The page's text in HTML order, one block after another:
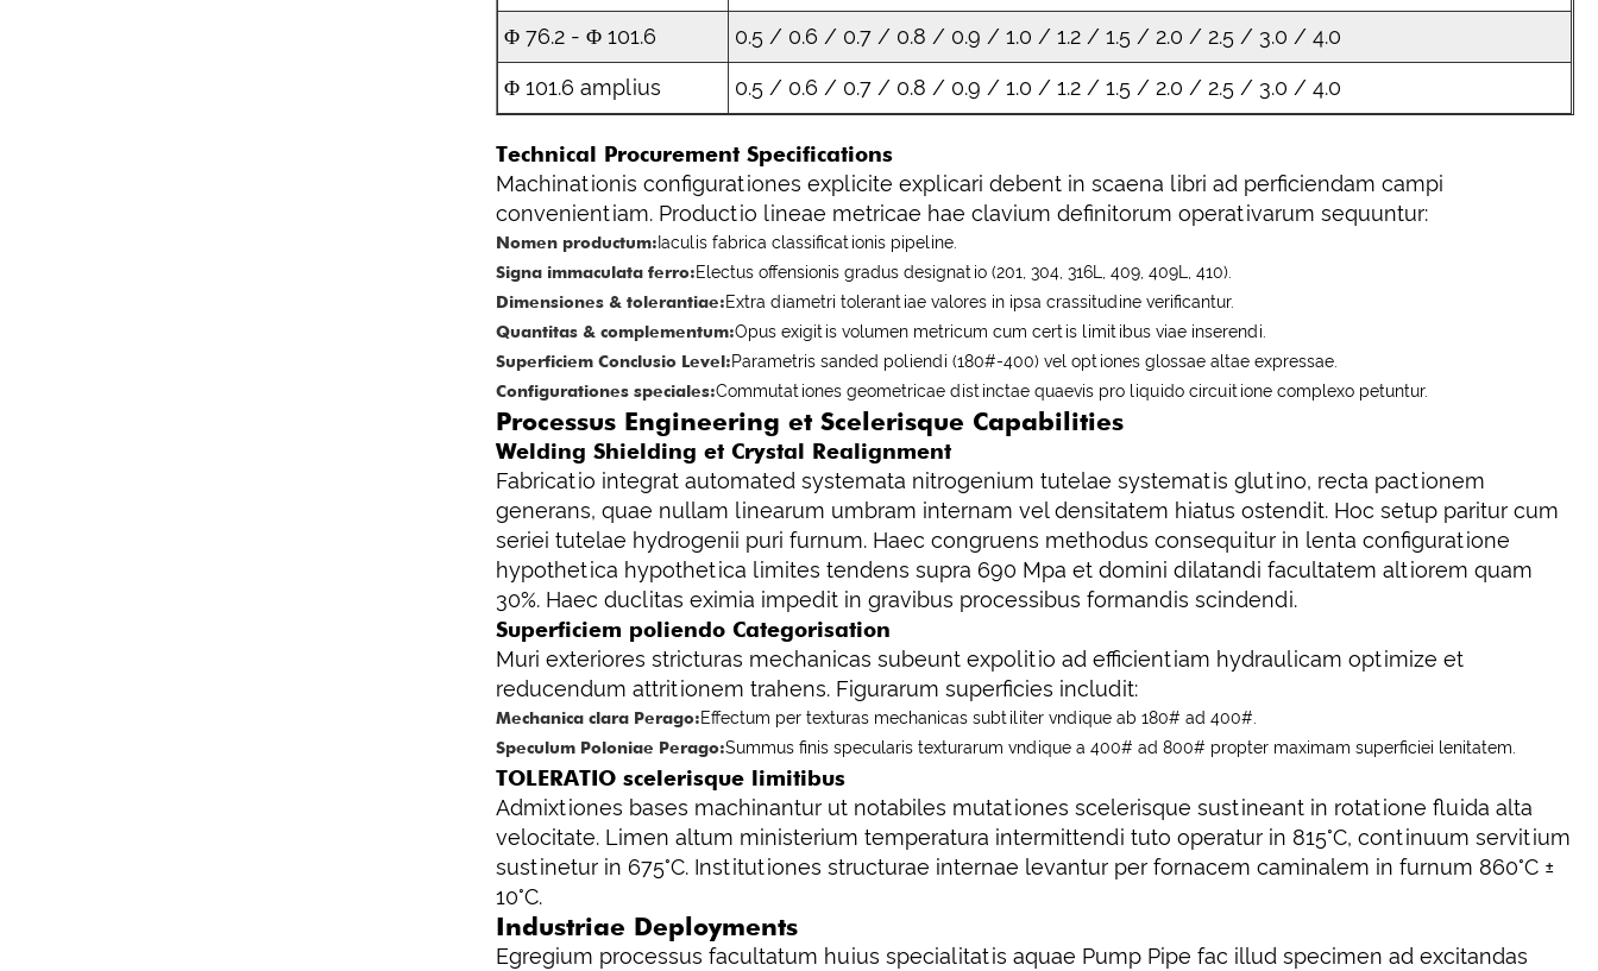
Φ 76.2 - Φ 101.6 0.5 / 0.6 / 0.7 / 0.8 / 0.9 / 1.0 / 1.2 / 1.5 / 2.0 / 2.5 / 3.0 / 4.0
Φ 101.6 amplius 0.5 / 0.6 / 0.7 / 0.8 / 0.9 / 1.0 / 1.2 / 1.5 / 2.0 / 2.5 / 3.0 / 4.0
Technical Procurement Specifications
Machinationis configurationes explicite explicari debent in scaena libri ad perficiendam campi
convenientiam. Productio lineae metricae hae clavium definitorum operativarum sequuntur:
Nomen productum: Iaculis fabrica classificationis pipeline.
Signa immaculata ferro:Electus offensionis gradus designatio (201, 304, 316L, 409, 409L, 410).
Dimensiones & tolerantiae:Extra diametri tolerantiae valores in ipsa crassitudine verificantur.
Quantitas & complementum:Opus exigitis volumen metricum cum certis limitibus viae inserendi.
Superficiem Conclusio Level:Parametris sanded poliendi (180#-400) vel optiones glossae altae expressae.
Configurationes speciales:Commutationes geometricae distinctae quaevis pro liquido circuitione complexo petuntur.
Processus Engineering et Scelerisque Capabilities
Welding Shielding et Crystal Realignment
Fabricatio integrat automated systemata nitrogenium tutelae systematis glutino, recta pactionem
generans, quae nullam linearum umbram internam vel densitatem hiatus ostendit. Hoc setup paritur cum
seriei tutelae hydrogenii puri furnum. Haec congruens methodus consequitur in lenta configuratione
hypothetica hypothetica limites tendens supra 690 Mpa et domini dilatandi facultatem altiorem quam
30%. Haec duclitas eximia impedit in gravibus processibus formandis scindendi.
Superficiem poliendo Categorisation
Muri exteriores stricturas mechanicas subeunt expolitio ad efficientiam hydraulicam optimize et
reducendum attritionem trahens. Figurarum superficies includit:
Mechanica clara Perago:Effectum per texturas mechanicas subtiliter vndique ab 180# ad 400#.
Speculum Poloniae Perago:Summus finis specularis texturarum vndique a 400# ad 800# propter maximam superficiei lenitatem.
TOLERATIO scelerisque limitibus
Admixtiones bases machinantur ut notabiles mutationes scelerisque sustineant in rotatione fluida alta
velocitate. Limen altum ministerium temperatura intermittendi tuto operatur in 815°C, continuum servitium
sustinetur in 675°C. Institutiones structurae internae levantur per fornacem caminalem in furnum 860°C ±
10°C.
Industriae Deployments
Egregium processus facultatum huius specialitatis aquae Pump Pipe fac illud specimen ad excitandas